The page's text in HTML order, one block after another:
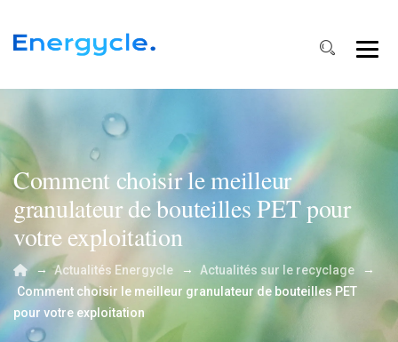
Comment choisir le meilleur
granulateur de bouteilles PET pour
votre exploitation
→ Actualités Energycle → Actualités sur le recyclage →
Comment choisir le meilleur granulateur de bouteilles PET
pour votre exploitation